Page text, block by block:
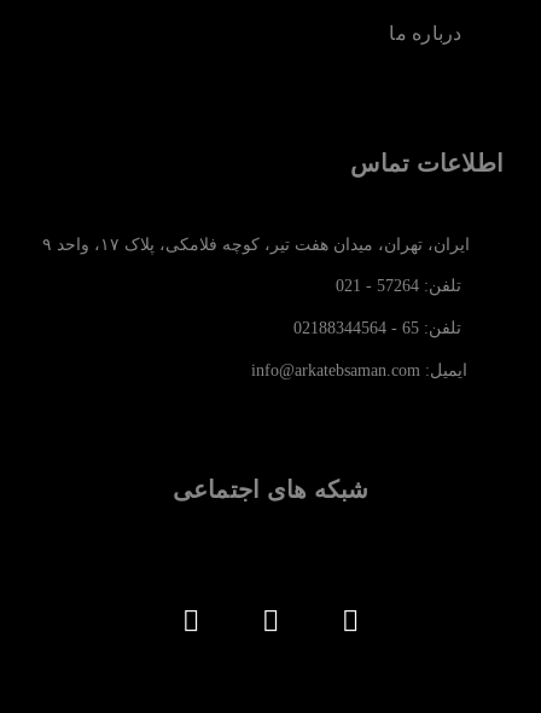
درباره ما
اطلاعات تماس
ایران، تهران، میدان هفت تیر، کوچه فلامکی، پلاک ۱۷، واحد ۹
تلفن: 57264 - 021
تلفن: 65 - 02188344564
ایمیل: info@arkatebsaman.com
شبکه های اجتماعی